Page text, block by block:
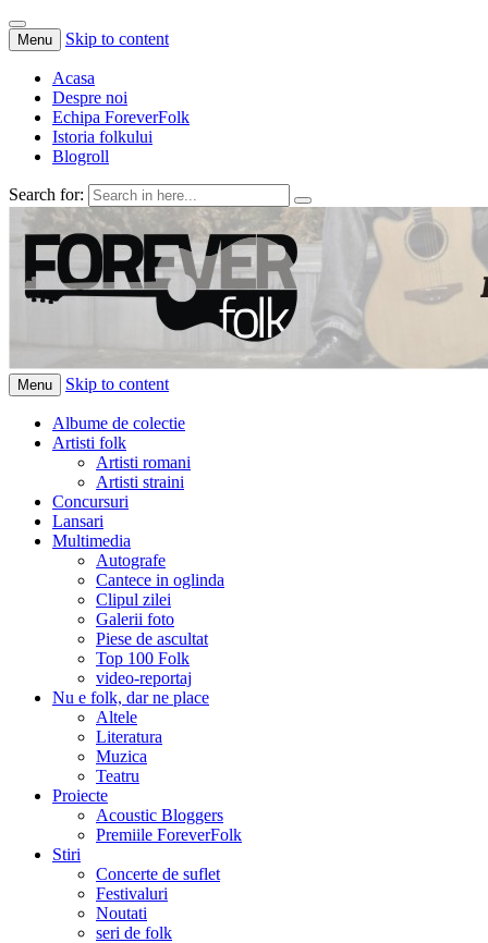
Menu Skip to content
Acasa
Despre noi
Echipa ForeverFolk
Istoria folkului
Blogroll
Search for:
ForeverFolk
Muzica sufletului tau
Menu Skip to content
Albume de colectie
Artisti folk
Artisti romani
Artisti straini
Concursuri
Lansari
Multimedia
Autografe
Cantece in oglinda
Clipul zilei
Galerii foto
Piese de ascultat
Top 100 Folk
video-reportaj
Nu e folk, dar ne place
Altele
Literatura
Muzica
Teatru
Proiecte
Acoustic Bloggers
Premiile ForeverFolk
Stiri
Concerte de suflet
Festivaluri
Noutati
seri de folk